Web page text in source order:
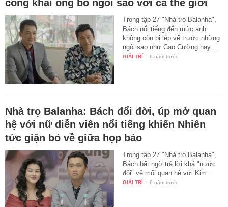
công khai ông bố ngôi sao với cả thế giới
Trong tập 27 "Nhà trọ Balanha",
Bách nổi tiếng đến mức anh
không còn bị lép vế trước những
ngôi sao như Cao Cường hay…
GIẢI TRÍ - 6 năm trước
Nhà trọ Balanha: Bách đổi đời, úp mở quan
hệ với nữ diễn viên nổi tiếng khiến Nhiên
tức giận bỏ về giữa họp báo
Trong tập 27 "Nhà trọ Balanha",
Bách bất ngờ trả lời khá "nước
đôi" về mối quan hệ với Kim.
GIẢI TRÍ - 6 năm trước